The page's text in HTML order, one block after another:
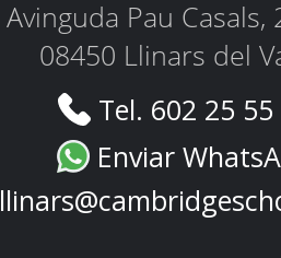
Avinguda Pau Casals,
08450 Llinars del
Tel. 602 25
Enviar